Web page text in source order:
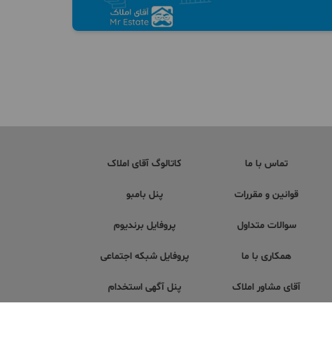
تماس با ما
قوانین و مقررات
سوالات متداول
همکاری با ما
آقای مشاور املاک
کاتالوگ آقای املاک
پنل بامبو
پروفایل برندیوم
پروفایل شبکه اجتماعی
پنل آگهی استخدام